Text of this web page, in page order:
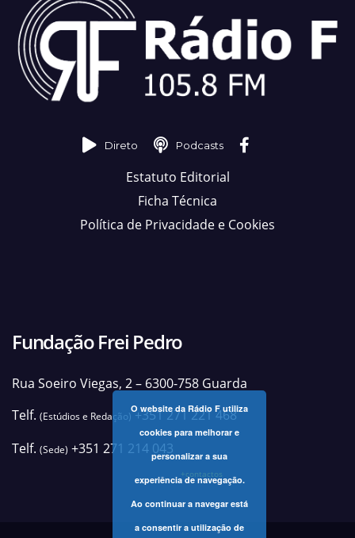
Direto Podcasts
Estatuto Editorial
Ficha Técnica
Política de Privacidade e Cookies
Fundação Frei Pedro
Rua Soeiro Viegas, 2 – 6300-758 Guarda
Telf. (Estúdios e Redação)+351 271 221 468
Telf. (Sede) +351 271 214 043
+contactos
O website da Rádio F utiliza
cookies para melhorar e
personalizar a sua
experiência de navegação.
Ao continuar a navegar está
a consentir a utilização de